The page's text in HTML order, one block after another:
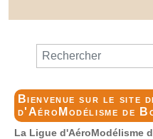
Bienvenue sur le site
d'AéroModélisme de
La Ligue d'AéroModélisme